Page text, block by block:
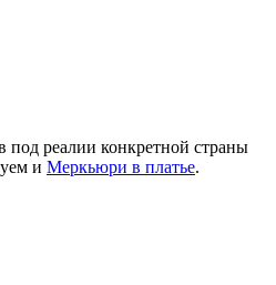
под реалии конкретной страны
и Меркьюри в платье.